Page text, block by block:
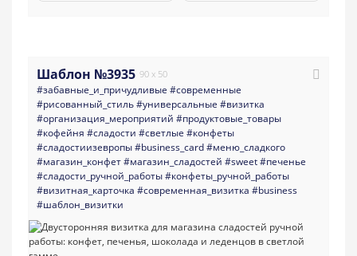
Шаблон №3935 90 x 50
#забавные_и_причудливые #современные
#рисованный_стиль#универсальные #визитка
#организация_мероприятий #продуктовые_товары
#кофейня #сладости #светлые #конфеты
#сладостиизевропы#business_card#меню_сладкого
#магазин_конфет#магазин_сладостей #sweet#печенье
#сладости_ручной_работы#конфеты_ручной_работы
#визитная_карточка #современная_визитка #business
#шаблон_визитки